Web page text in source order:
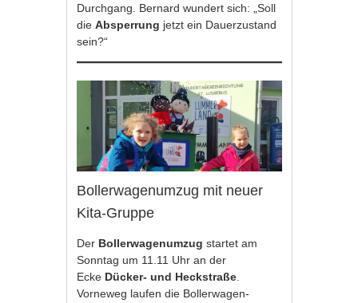
Durchgang. Bernard wundert sich: „Soll
dieAbsperrung jetzt ein Dauerzustand
sein?“
Bollerwagenumzug mit neuer
Kita-Gruppe
Der Bollerwagenumzug startet am
Sonntag um 11.11 Uhr an der
Ecke Dücker- und Heckstraße
Vorneweg laufen die Bollerwagen-